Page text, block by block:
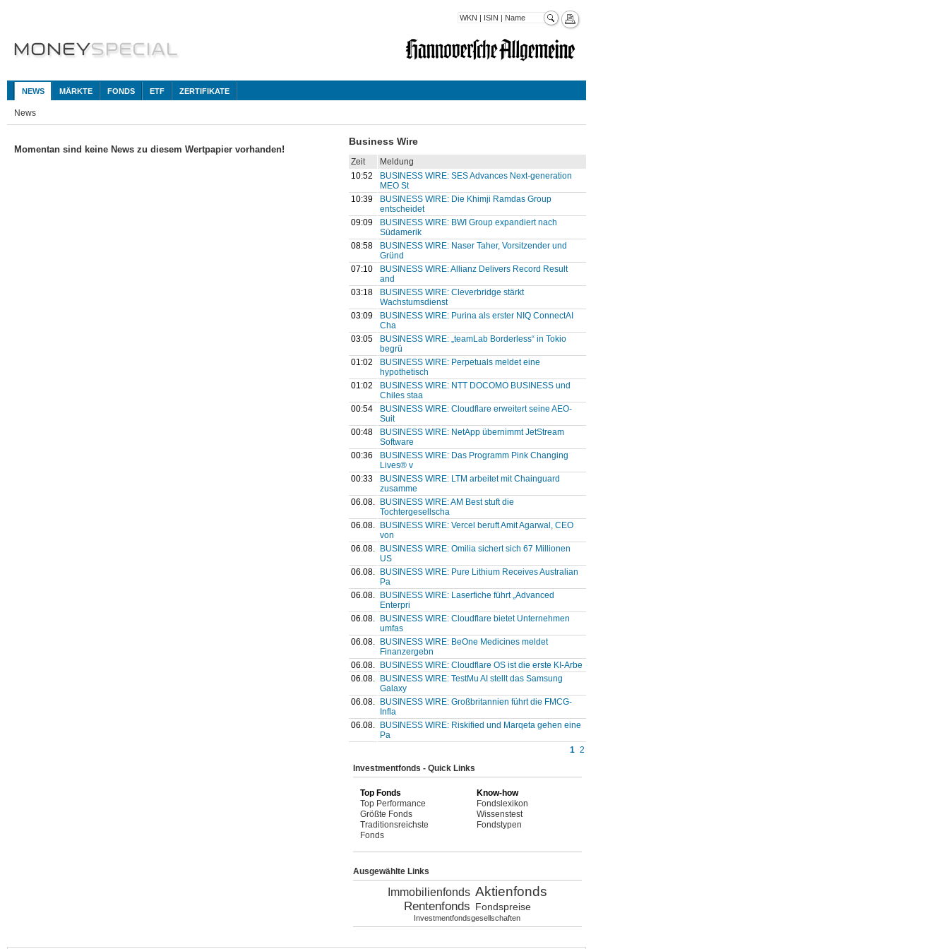
NEWS MÄRKTE FONDS ETF ZERTIFIKATE
News
Momentan sind keine News zu diesem Wertpapier vorhanden!
Business Wire
Zeit
Meldung
10:52
BUSINESS WIRE: SES Advances Next-generation
MEO St
10:39
BUSINESS WIRE: Die Khimji Ramdas Group
entscheidet
09:09
BUSINESS WIRE: BWI Group expandiert nach
Südamerik
08:58
BUSINESS WIRE: Naser Taher, Vorsitzender und
Gründ
07:10
BUSINESS WIRE: Allianz Delivers Record Result
and
03:18
BUSINESS WIRE: Cleverbridge stärkt
Wachstumsdienst
03:09
BUSINESS WIRE: Purina als erster NIQ ConnectAI
Cha
03:05
BUSINESS WIRE: „teamLab Borderless“ in Tokio
begrü
01:02
BUSINESS WIRE: Perpetuals meldet eine
hypothetisch
01:02
BUSINESS WIRE: NTT DOCOMO BUSINESS und
Chiles staa
00:54
BUSINESS WIRE: Cloudflare erweitert seine AEO-
Suit
00:48
BUSINESS WIRE: NetApp übernimmt JetStream
Software
00:36
BUSINESS WIRE: Das Programm Pink Changing
Lives® v
00:33
BUSINESS WIRE: LTM arbeitet mit Chainguard
zusamme
06.08.
BUSINESS WIRE: AM Best stuft die
Tochtergesellscha
06.08.
BUSINESS WIRE: Vercel beruft Amit Agarwal, CEO
von
06.08.
BUSINESS WIRE: Omilia sichert sich 67 Millionen
US
06.08.
BUSINESS WIRE: Pure Lithium Receives Australian
Pa
06.08.
BUSINESS WIRE: Laserfiche führt „Advanced
Enterpri
06.08.
BUSINESS WIRE: Cloudflare bietet Unternehmen
umfas
06.08.
BUSINESS WIRE: BeOne Medicines meldet
Finanzergebn
06.08.
BUSINESS WIRE: Cloudflare OS ist die erste KI-Arbe
06.08.
BUSINESS WIRE: TestMu AI stellt das Samsung
Galaxy
06.08.
BUSINESS WIRE: Großbritannien führt die FMCG-
Infla
06.08.
BUSINESS WIRE: Riskified und Marqeta gehen eine
Pa
1 2
Investmentfonds - Quick Links
Top Fonds
Top Performance
Größte Fonds
Traditionsreichste
Fonds
Know-how
Fondslexikon
Wissenstest
Fondstypen
Ausgewählte Links
Immobilienfonds Aktienfonds
Rentenfonds Fondspreise
Investmentfondsgesellschaften